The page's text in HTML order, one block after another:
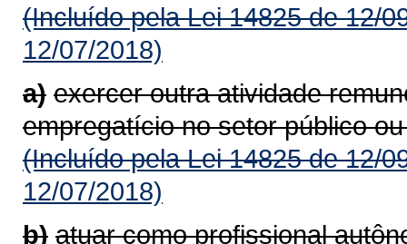
(Incluído pela Lei 14825 de 12/
12/07/2018)
a) exercer outra atividade
empregatício no setor público
(Incluído pela Lei 14825 de 12/
12/07/2018)
b) atuar como profissional